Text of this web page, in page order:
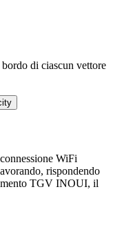
di ciascun vettore
WiFi
rispondendo
TGV INOUI, il